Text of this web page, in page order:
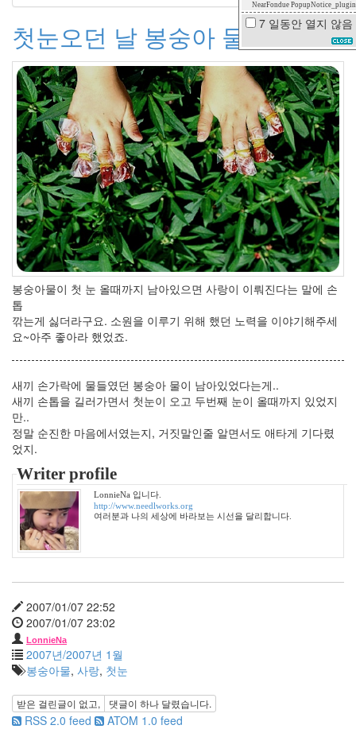
NearFondue PopupNotice_plugin
7 일동안 열지 않음
첫눈오던 날 봉숭아 물
봉숭아물이 첫 눈 올때까지 남아있으면 사랑이 이뤄진다는 말에 손
톱
깎는게 싫더라구요. 소원을 이루기 위해 했던 노력을 이야기해주세
요~아주 좋아라 했었죠.
새끼 손가락에 물들였던 봉숭아 물이 남아있었다는게..
새끼 손톱을 길러가면서 첫눈이 오고 두번째 눈이 올때까지 있었지
만..
정말 순진한 마음에서였는지, 거짓말인줄 알면서도 애타게 기다렸
었지.
Writer profile
LonnieNa 입니다.
http://www.needlworks.org
여러분과 나의 세상에 바라보는 시선을 달리합니다.
2007/01/07 22:52
2007/01/07 23:02
LonnieNa
2007년/2007년 1월
봉숭아물, 사랑, 첫눈
받은 걸린글이 없고, 댓글이 하나 달렸습니다.
RSS 2.0 feed ATOM 1.0 feed
Cloud
가
Style
Sheet
황
번
호
혈
액
형
클
라
우
날
mas
그
사
람
기
차
처
머